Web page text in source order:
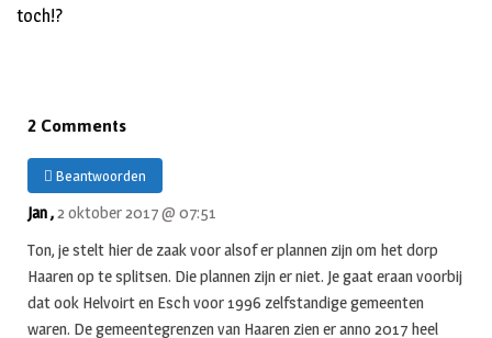
toch!?
2 Comments
Beantwoorden
Jan ,2 oktober 2017 @ 07:51
Ton, je stelt hier de zaak voor alsof er plannen zijn om het dorp
Haaren op te splitsen. Die plannen zijn er niet. Je gaat eraan voorbij
dat ook Helvoirt en Esch voor 1996 zelfstandige gemeenten
waren. De gemeentegrenzen van Haaren zien er anno 2017 heel